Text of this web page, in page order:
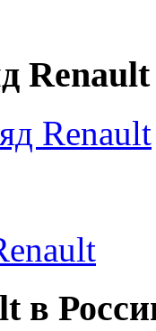
Renault
Renault
в